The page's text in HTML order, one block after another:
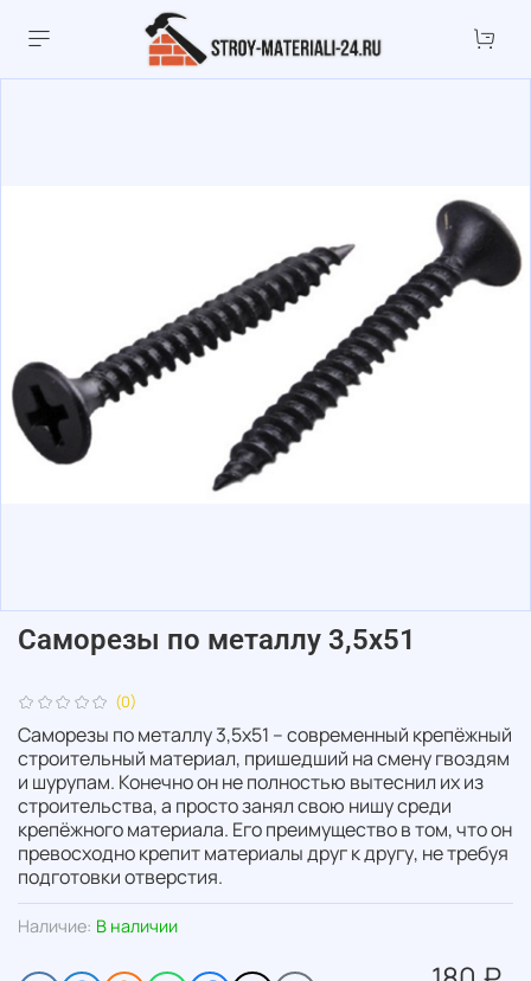
(0)
Наличие: В наличии
Саморезы по металлу 3,5х51
Саморезы по металлу 3,5х51 – современный крепёжный
строительный материал, пришедший на смену гвоздям
и шурупам. Конечно он не полностью вытеснил их из
строительства, а просто занял свою нишу среди
крепёжного материала. Его преимущество в том, что он
превосходно крепит материалы друг к другу, не требуя
подготовки отверстия.